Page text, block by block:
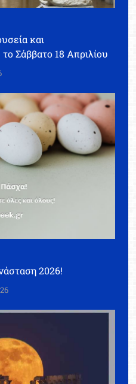
και
Σάββατο 18 Απριλίου
2026!